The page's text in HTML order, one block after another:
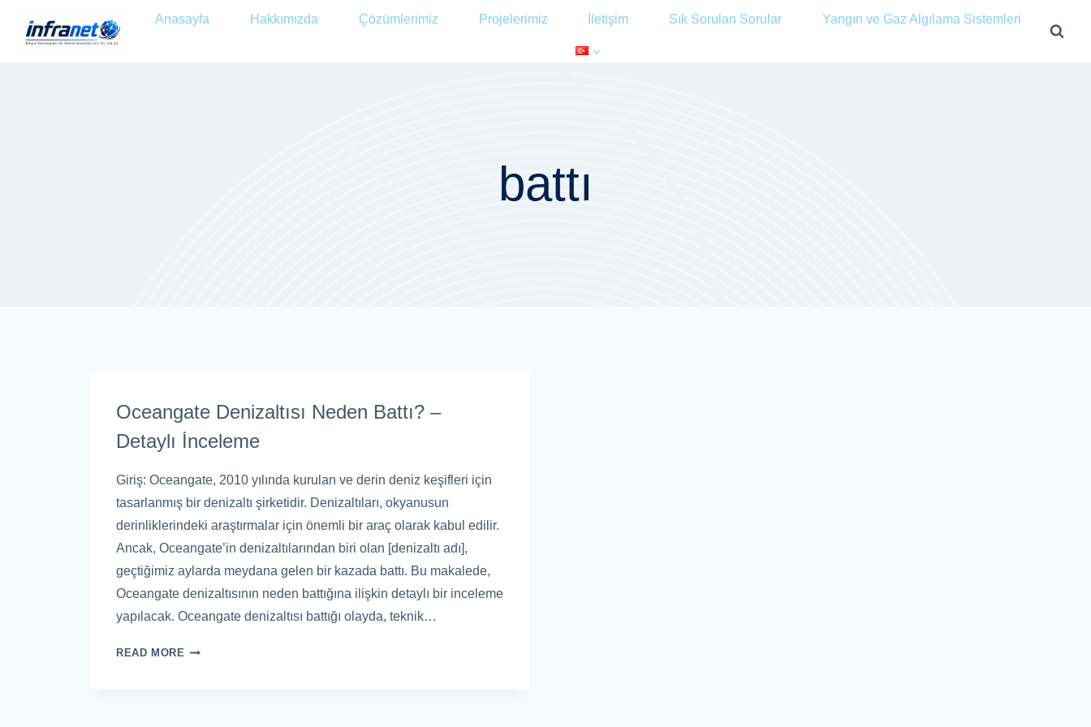
Anasayfa Hakkımızda Çözümlerimiz Projelerimiz İletişim Sık Sorulan Sorular Yangın ve Gaz Algılama Sistemleri
battı
Oceangate Denizaltısı Neden Battı? –
Detaylı İnceleme
Giriş: Oceangate, 2010 yılında kurulan ve derin deniz keşifleri için
tasarlanmış bir denizaltı şirketidir. Denizaltıları, okyanusun
derinliklerindeki araştırmalar için önemli bir araç olarak kabul edilir.
Ancak, Oceangate’in denizaltılarından biri olan [denizaltı adı],
geçtiğimiz aylarda meydana gelen bir kazada battı. Bu makalede,
Oceangate denizaltısının neden battığına ilişkin detaylı bir inceleme
yapılacak. Oceangate denizaltısı battığı olayda, teknik…
READ MORE